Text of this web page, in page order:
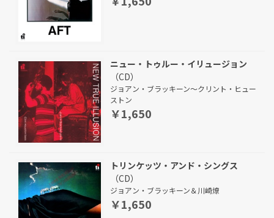
ニュー・トゥルー・イリュージョン
（CD）
ジョアン・ブラッキーン～クリント・ヒュー
ストン
￥1,650
トリンケッツ・アンド・シングス
（CD）
ジョアン・ブラッキーン＆川崎燎
￥1,650